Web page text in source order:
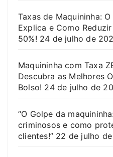
Taxas de Maquininha:
Explica e Como
50%! 24 de julho de
Maquininha com Taxa
Descubra as Melhores
Bolso! 24 de julho de
“O Golpe da
criminosos e como
clientes!” 22 de julho